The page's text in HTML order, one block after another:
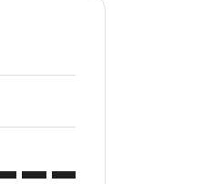
优惠
寻找优惠寻找优惠寻找优惠
disclaimer. 寻找优惠
offers-disclaimer. 寻找优惠